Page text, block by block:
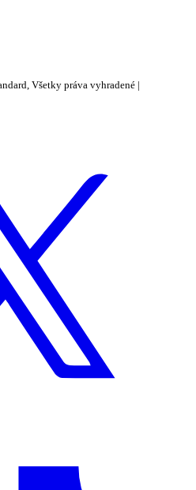
Všetky práva vyhradené |